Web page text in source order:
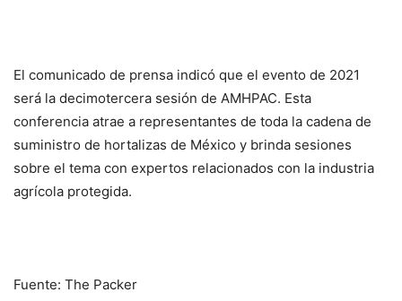
El comunicado de prensa indicó que el evento de 2021
será la decimotercera sesión de AMHPAC. Esta
conferencia atrae a representantes de toda la cadena de
suministro de hortalizas de México y brinda sesiones
sobre el tema con expertos relacionados con la industria
agrícola protegida.
Fuente: The Packer